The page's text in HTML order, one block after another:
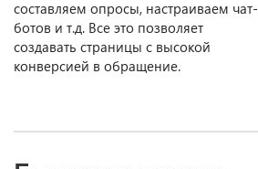
составляем опросы, настраиваем чат-
ботов и т.д. Все это позволяет
создавать страницы с высокой
конверсией в обращение.